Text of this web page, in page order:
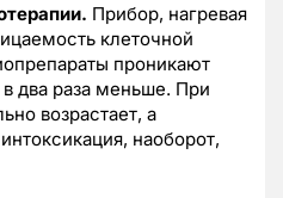
Прибор, нагревая
клеточной
проникают
два раза меньше. При
возрастает, а
наоборот,